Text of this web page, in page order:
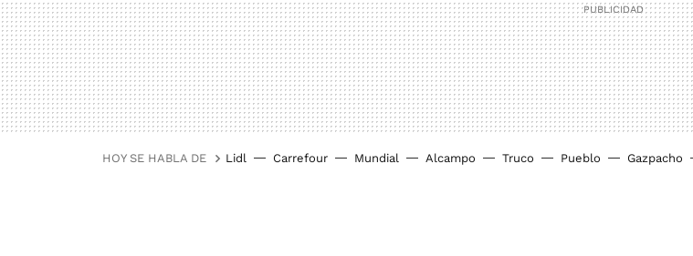
HOY SE HABLA DE Lidl Carrefour Mundial Alcampo Truco Pueblo Gazpacho